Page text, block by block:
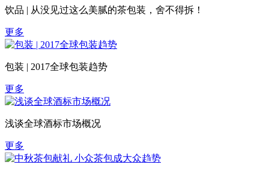
饮品 | 从没见过这么美腻的茶包装，舍不得拆！
更多
包装 | 2017全球包装趋势
更多
浅谈全球酒标市场概况
更多